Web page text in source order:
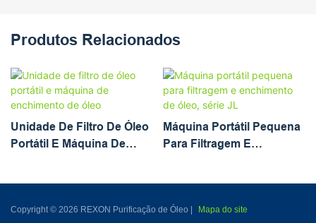
Produtos Relacionados
Unidade De Filtro De Óleo
Portátil E Máquina De
Máquina Portátil Pequena
Para Filtragem E
Copyright © 2026 REXON Purificação de Óleo | Mapa do site